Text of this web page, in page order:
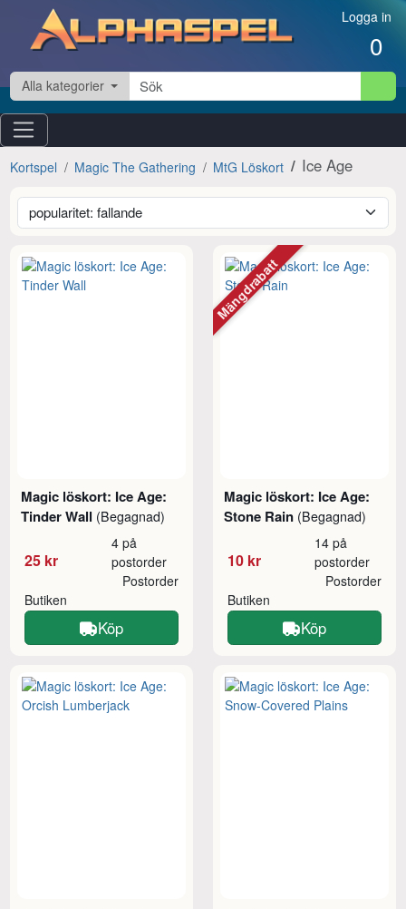
Hoppa till innehåll Logga in
0
Alla kategorier
Kortspel Magic The Gathering MtG Löskort Ice Age
Magic löskort: Ice Age:
Tinder Wall (Begagnad)
25 kr
4 på
postorder
Butiken
Postorder
Köp
Magic löskort: Ice Age:
Stone Rain (Begagnad)
10 kr
14 på
postorder
Butiken
Postorder
Köp
Mängdrabatt